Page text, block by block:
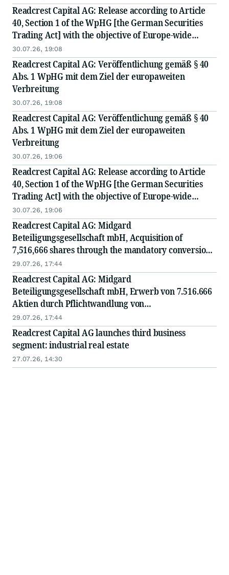
Readcrest Capital AG: Release according to Article
40, Section 1 of the WpHG [the German Securities
Trading Act] with the objective of Europe-wide
distribution
30.07.26, 19:08
Readcrest Capital AG: Veröffentlichung gemäß § 40
Abs. 1 WpHG mit dem Ziel der europaweiten
Verbreitung
30.07.26, 19:08
Readcrest Capital AG: Veröffentlichung gemäß § 40
Abs. 1 WpHG mit dem Ziel der europaweiten
Verbreitung
30.07.26, 19:06
Readcrest Capital AG: Release according to Article
40, Section 1 of the WpHG [the German Securities
Trading Act] with the objective of Europe-wide
distribution
30.07.26, 19:06
Readcrest Capital AG: Midgard
Beteiligungsgesellschaft mbH, Acquisition of
7,516,666 shares through the mandatory conversion
of convertible bonds at a conversion price of EUR
1.20
29.07.26, 17:44
Readcrest Capital AG: Midgard
Beteiligungsgesellschaft mbH, Erwerb von 7.516.666
Aktien durch Pflichtwandlung von
Wandelschuldverschreibungen zum Wandlungspreis
von EUR 1,20
29.07.26, 17:44
Readcrest Capital AG launches third business
segment: industrial real estate
27.07.26, 14:30